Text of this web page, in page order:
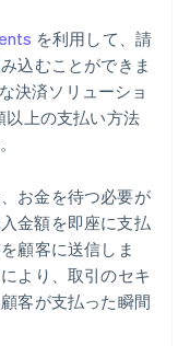
を利用して、請
込むことができま
決済ソリューショ
以上の支払い方法
お金を待つ必要が
金額を即座に支払
顧客に送信しま
より、取引のセキ
客が支払った瞬間